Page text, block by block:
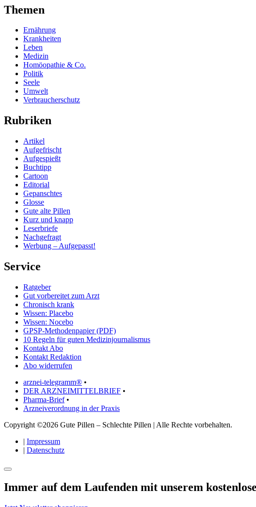
Themen
Ernährung
Krankheiten
Leben
Medizin
Homöopathie & Co.
Politik
Seele
Umwelt
Verbraucherschutz
Rubriken
Artikel
Aufgefrischt
Aufgespießt
Buchtipp
Cartoon
Editorial
Gepanschtes
Glosse
Gute alte Pillen
Kurz und knapp
Leserbriefe
Nachgefragt
Werbung – Aufgepasst!
Service
Ratgeber
Gut vorbereitet zum Arzt
Chronisch krank
Wissen: Placebo
Wissen: Nocebo
GPSP-Methodenpapier (PDF)
10 Regeln für guten Medizinjournalismus
Kontakt Abo
Kontakt Redaktion
Abo widerrufen
arznei-telegramm® •
DER ARZNEIMITTELBRIEF •
Pharma-Brief•
Arzneiverordnung in der Praxis
Copyright ©2026 Gute Pillen – Schlechte Pillen | Alle Rechte vorbehalten.
| Impressum
| Datenschutz
Immer auf dem Laufenden mit unserem